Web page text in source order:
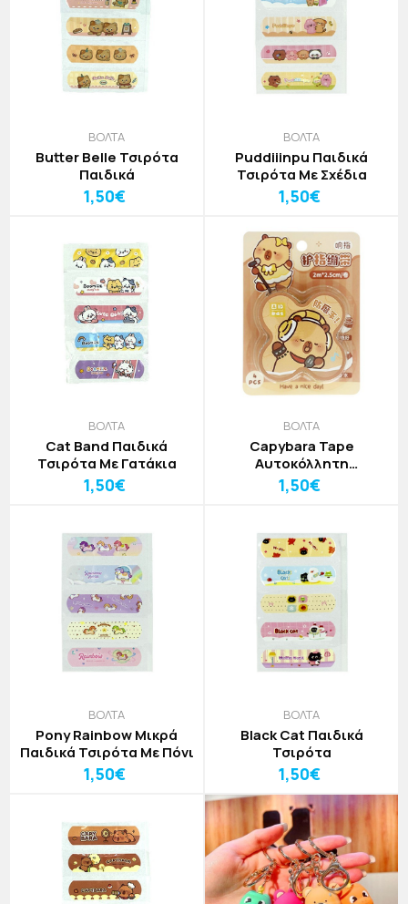
ΒΟΛΤΑ
Butter Belle Τσιρότα
Παιδικά
1,50€
ΒΟΛΤΑ
Puddiiinpu Παιδικά
Τσιρότα Με Σχέδια
1,50€
ΒΟΛΤΑ
Cat Band Παιδικά
Τσιρότα Με Γατάκια
1,50€
ΒΟΛΤΑ
Capybara Tape
Αυτοκόλλητη
Επιδεσμική Ταινία
Καπιμπάρα
1,50€
ΒΟΛΤΑ
Pony Rainbow Μικρά
Παιδικά Τσιρότα Με Πόνι
1,50€
ΒΟΛΤΑ
Black Cat Παιδικά
Τσιρότα
1,50€